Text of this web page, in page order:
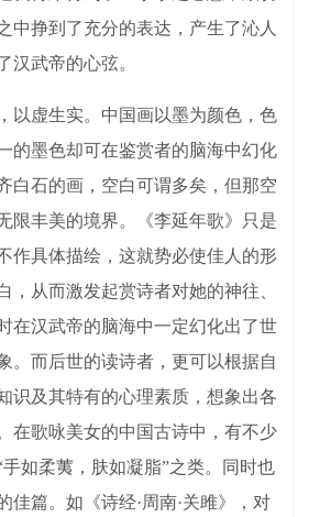
中挣到了充分的表达，产生了沁人
汉武帝的心弦。
虚生实。中国画以墨为颜色，色
的墨色却可在鉴赏者的脑海中幻化
白石的画，空白可谓多矣，但那空
限丰美的境界。《李延年歌》只是
作具体描绘，这就势必使佳人的形
，从而激发起赏诗者对她的神往、
在汉武帝的脑海中一定幻化出了世
。而后世的读诗者，更可以根据自
识及其特有的心理素质，想象出各
在歌咏美女的中国古诗中，有不少
如柔荑，肤如凝脂”之类。同时也
佳篇。如《诗经·周南·关雎》，对